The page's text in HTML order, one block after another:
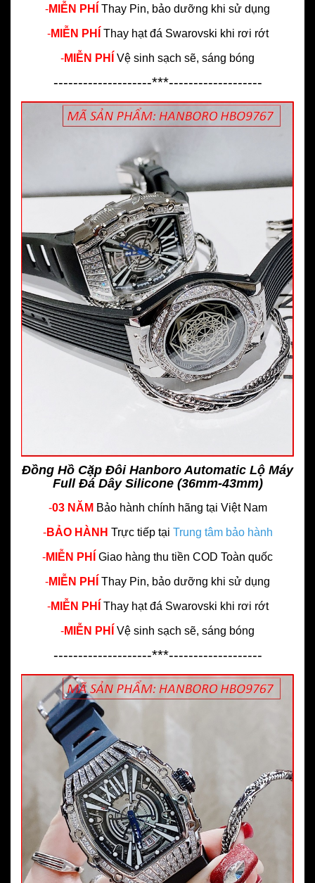
-MIỄN PHÍ Thay Pin, bảo dưỡng khi sử dụng
-MIỄN PHÍ Thay hạt đá Swarovski khi rơi rớt
-MIỄN PHÍ Vệ sinh sạch sẽ, sáng bóng
--------------------***-------------------
Đồng Hồ Cặp Đôi Hanboro Automatic Lộ Máy
Full Đá Dây Silicone (36mm-43mm)
-03 NĂM Bảo hành chính hãng tại Việt Nam
-BẢO HÀNH Trực tiếp tại Trung tâm bảo hành
-MIỄN PHÍ Giao hàng thu tiền COD Toàn quốc
-MIỄN PHÍ Thay Pin, bảo dưỡng khi sử dụng
-MIỄN PHÍ Thay hạt đá Swarovski khi rơi rớt
-MIỄN PHÍ Vệ sinh sạch sẽ, sáng bóng
--------------------***-------------------